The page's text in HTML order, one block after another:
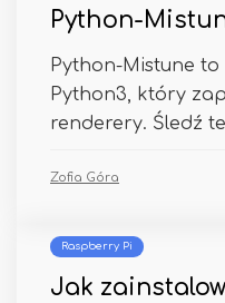
Python-
Python-Mistune
Python3, który
renderery. Śledź
Zofia Góra
Raspberry Pi
Jak